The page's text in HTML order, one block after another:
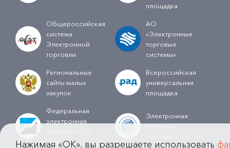
площадка
Общероссийская
система
Электронной
торговли
АО
«Электронные
торговые
системы»
Региональные
сайты малых
закупок
Всероссийская
универсальная
площадка
Федеральная
электронная
Торг
Электронная
торговая
Нажимая «OK», вы разрешаете использовать